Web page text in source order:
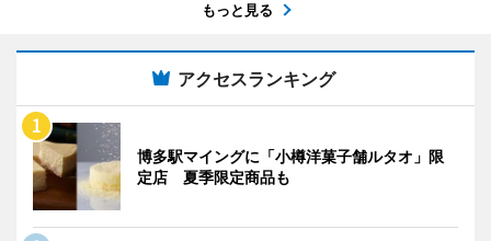
もっと見る
アクセスランキング
博多駅マイングに「小樽洋菓子舗ルタオ」限
定店 夏季限定商品も